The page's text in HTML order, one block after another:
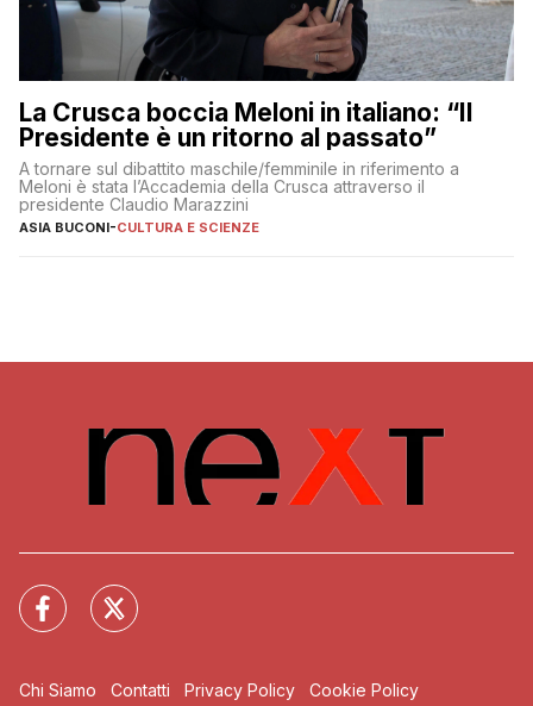
La Crusca boccia Meloni in italiano: “Il
Presidente è un ritorno al passato”
A tornare sul dibattito maschile/femminile in riferimento a
Meloni è stata l’Accademia della Crusca attraverso il
presidente Claudio Marazzini
ASIA BUCONI-CULTURA E SCIENZE
Chi Siamo Contatti Privacy Policy Cookie Policy